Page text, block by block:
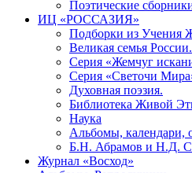
Поэтические
ИЦ «РОССАЗИЯ»
Подборки из Учения
Великая семья России.
Серия «Жемчуг
Серия «Светочи
Духовная поэзия.
Библиотека Живой
Наука
Альбомы, календари,
Б.Н. Абрамов и Н.Д.
Журнал «Восход»